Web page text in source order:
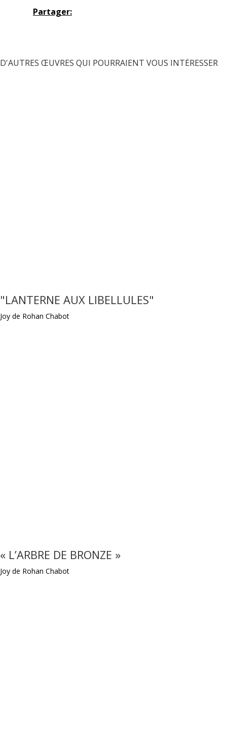
Partager:
D'AUTRES ŒUVRES QUI POURRAIENT VOUS INTÉRESSER
"LANTERNE AUX LIBELLULES"
Joy de Rohan Chabot
« L’ARBRE DE BRONZE »
Joy de Rohan Chabot